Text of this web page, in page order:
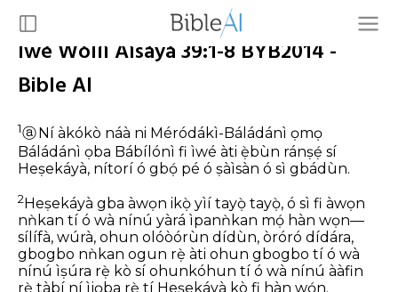
Ìwé Wòlíì Àìsáyà 39:1-8 BYB2014 -
Bible AI
1ⓐNí àkókò náà ni Méródákì-Báládánì ọmọ
Báládánì ọba Bábílónì fi ìwé àti ẹ̀bùn ránṣẹ́ sí
Heṣekáyà, nítorí ó gbọ́ pé ó ṣàìsàn ó sì gbádùn.
2 Heṣekáyà gba àwọn ikọ̀ yìí tayọ̀ tayọ̀, ó sì fi àwọn
nǹkan tí ó wà nínú yàrá ìpanǹkan mọ́ hàn wọn—
sílífà, wúrà, ohun olóòórùn dídùn, òróró dídára,
gbogbo nǹkan ogun rẹ̀ àti ohun gbogbo tí ó wà
nínú ìṣúra rẹ̀ kò sí ohunkóhun tí ó wà nínú ààfin
rẹ̀ tàbí ní ìjọba rẹ̀ tí Heṣekáyà kò fi hàn wọ́n.